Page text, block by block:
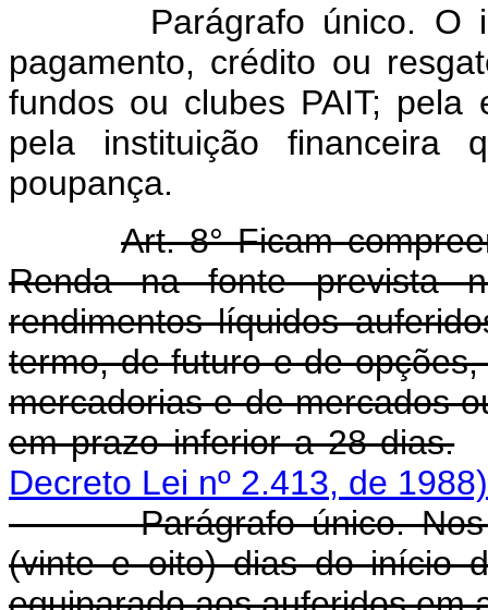
Parágrafo único. O
pagamento, crédito ou
fundos ou clubes PAIT; pela
pela instituição
poupança.
Art. 8° Ficam
Renda na fonte prevista
rendimentos líquidos
termo, de futuro e de
mercadorias e de mercados
em prazo inferior a 28 dias.
Decreto Lei nº 2.413, de 1988)
Parágrafo único. Nos
(vinte e oito) dias do início